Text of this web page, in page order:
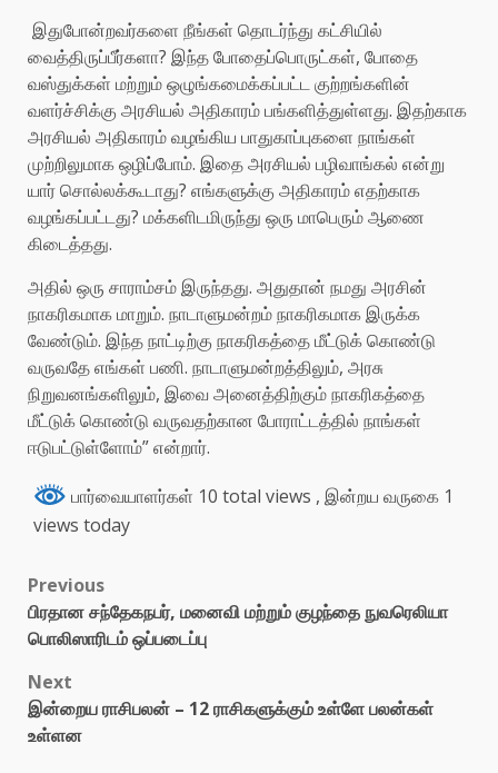
இதுபோன்றவர்களை நீங்கள் தொடர்ந்து கட்சியில்
வைத்திருப்பீர்களா? இந்த போதைப்பொருட்கள், போதை
வஸ்துக்கள் மற்றும் ஒழுங்கமைக்கப்பட்ட குற்றங்களின்
வளர்ச்சிக்கு அரசியல் அதிகாரம் பங்களித்துள்ளது. இதற்காக
அரசியல் அதிகாரம் வழங்கிய பாதுகாப்புகளை நாங்கள்
முற்றிலுமாக ஒழிப்போம். இதை அரசியல் பழிவாங்கல் என்று
யார் சொல்லக்கூடாது? எங்களுக்கு அதிகாரம் எதற்காக
வழங்கப்பட்டது? மக்களிடமிருந்து ஒரு மாபெரும் ஆணை
கிடைத்தது.
அதில் ஒரு சாராம்சம் இருந்தது. அதுதான் நமது அரசின்
நாகரிகமாக மாறும். நாடாளுமன்றம் நாகரிகமாக இருக்க
வேண்டும். இந்த நாட்டிற்கு நாகரிகத்தை மீட்டுக் கொண்டு
வருவதே எங்கள் பணி. நாடாளுமன்றத்திலும், அரசு
நிறுவனங்களிலும், இவை அனைத்திற்கும் நாகரிகத்தை
மீட்டுக் கொண்டு வருவதற்கான போராட்டத்தில் நாங்கள்
ஈடுபட்டுள்ளோம்” என்றார்.
பார்வையாளர்கள் 10 total views , இன்றய வருகை 1
views today
Previous
பிரதான சந்தேகநபர், மனைவி மற்றும் குழந்தை நுவரெலியா
பொலிஸாரிடம் ஒப்படைப்பு
Next
இன்றைய ராசிபலன் – 12 ராசிகளுக்கும் உள்ளே பலன்கள்
உள்ளன